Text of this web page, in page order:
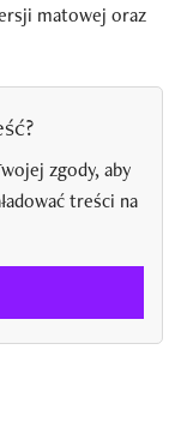
matowej oraz
zgody, aby
treści na